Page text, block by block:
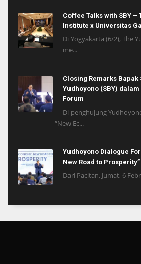
Coffee Talks with SBY –
Institute x Universitas
Di Yogyakarta (6/2), The
me...
Closing Remarks Bapak
Yudhoyono (SBY)
Forum
Di penghujung
“New Ec...
Yudhoyono Dialogue
New Road to Prosperity”
Dari Pacitan, Jumat, 6